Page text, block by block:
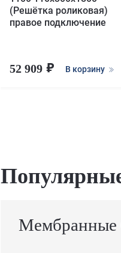
(Решётка роликовая)
правое подключение
52 909 В корзину
Мембранные